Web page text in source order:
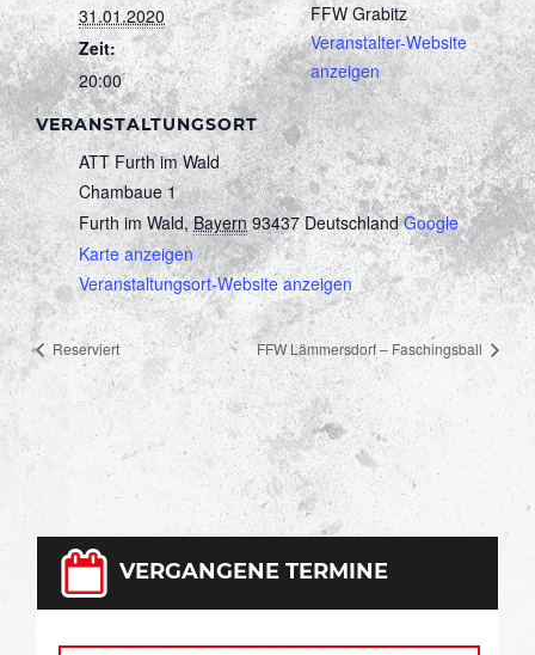
31.01.2020
Zeit:
20:00
VERANSTALTUNGSORT
ATT Furth im Wald
Chambaue 1
Furth im Wald, Bayern 93437 Deutschland Google
Karte anzeigen
Veranstaltungsort-Website anzeigen
FFW Grabitz
Veranstalter-Website
anzeigen
Reserviert FFW Lämmersdorf – Faschingsball
VERGANGENE TERMINE